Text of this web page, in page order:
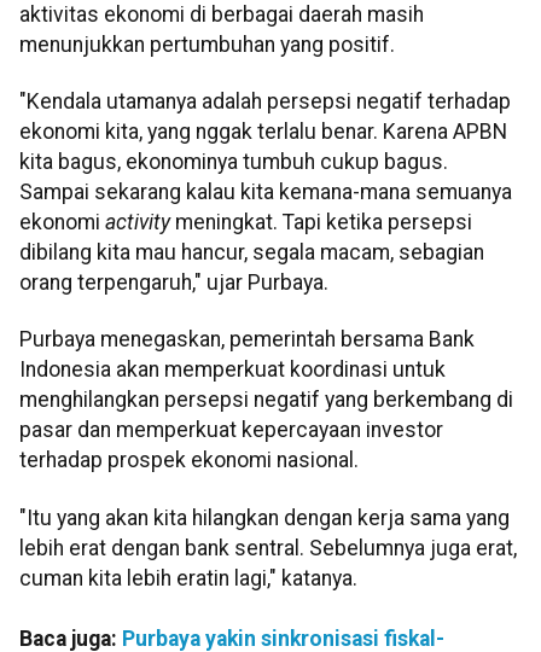
aktivitas ekonomi di berbagai daerah masih
menunjukkan pertumbuhan yang positif.
"Kendala utamanya adalah persepsi negatif terhadap
ekonomi kita, yang nggak terlalu benar. Karena APBN
kita bagus, ekonominya tumbuh cukup bagus.
Sampai sekarang kalau kita kemana-mana semuanya
ekonomi activitymeningkat. Tapi ketika persepsi
dibilang kita mau hancur, segala macam, sebagian
orang terpengaruh," ujar Purbaya.
Purbaya menegaskan, pemerintah bersama Bank
Indonesia akan memperkuat koordinasi untuk
menghilangkan persepsi negatif yang berkembang di
pasar dan memperkuat kepercayaan investor
terhadap prospek ekonomi nasional.
"Itu yang akan kita hilangkan dengan kerja sama yang
lebih erat dengan bank sentral. Sebelumnya juga erat,
cuman kita lebih eratin lagi," katanya.
Baca juga: Purbaya yakin sinkronisasi fiskal-